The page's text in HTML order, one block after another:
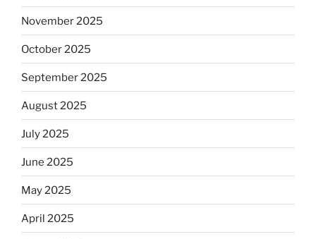
November 2025
October 2025
September 2025
August 2025
July 2025
June 2025
May 2025
April 2025